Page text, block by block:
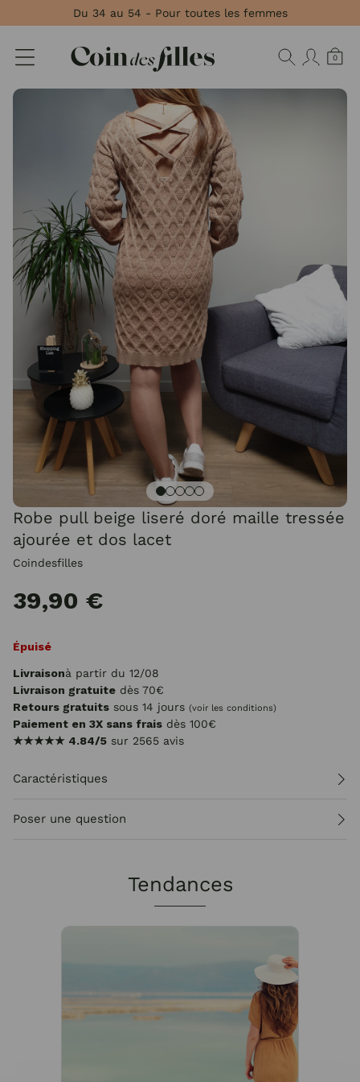
Du 34 au 54 - Pour toutes les femmes
0
Robe pull beige liseré doré maille tressée
ajourée et dos lacet
Coindesfilles
39,90 €
Épuisé
Livraisonà partir du 12/08
Livraison gratuite dès 70€
Retours gratuits sous 14 jours (voir les conditions)
Paiement en 3X sans frais dès 100€
★★★★★ 4.84/5 sur 2565 avis
Caractéristiques
Poser une question
Tendances
Panneau de gestion des cookies